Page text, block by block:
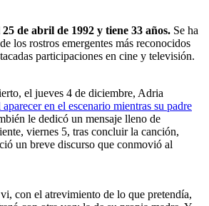
de abril de 1992 y tiene 33 años. Se ha
los rostros emergentes más reconocidos
participaciones en cine y televisión.
el jueves 4 de diciembre, Adria
aparecer en el escenario mientras su padre
le dedicó un mensaje lleno de
viernes 5, tras concluir la canción,
un breve discurso que conmovió al
con el atrevimiento de lo que pretendía,